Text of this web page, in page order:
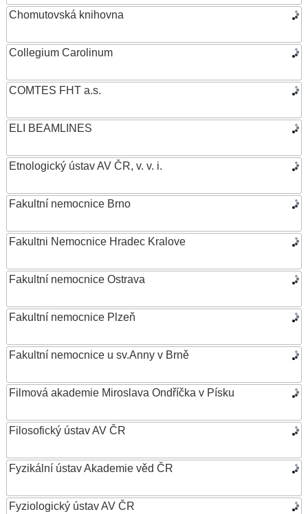
Chomutovská knihovna
Collegium Carolinum
COMTES FHT a.s.
ELI BEAMLINES
Etnologický ústav AV ČR, v. v. i.
Fakultní nemocnice Brno
Fakultni Nemocnice Hradec Kralove
Fakultní nemocnice Ostrava
Fakultní nemocnice Plzeň
Fakultní nemocnice u sv.Anny v Brně
Filmová akademie Miroslava Ondříčka v Písku
Filosofický ústav AV ČR
Fyzikální ústav Akademie věd ČR
Fyziologický ústav AV ČR